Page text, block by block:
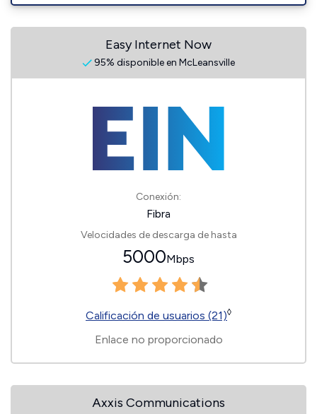
Easy Internet Now
95% disponible en McLeansville
Conexión:
Fibra
Velocidades de descarga de hasta
5000Mbps
Calificación de usuarios (21)◊
Enlace no proporcionado
Axxis Communications